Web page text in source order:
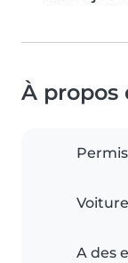
À propos
Voiture
A des